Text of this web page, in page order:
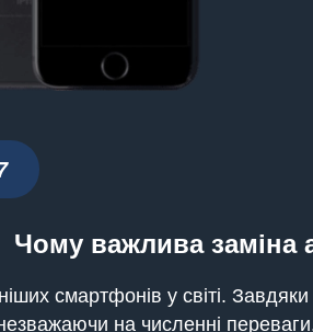
Чому важлива заміна
смартфонів у світі.
на численні